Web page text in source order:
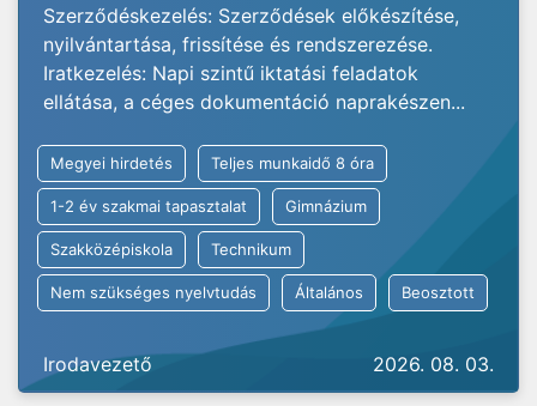
Szerződéskezelés: Szerződések előkészítése,
nyilvántartása, frissítése és rendszerezése.
Iratkezelés: Napi szintű iktatási feladatok
ellátása, a céges dokumentáció naprakészen...
Megyei hirdetés Teljes munkaidő 8 óra
1-2 év szakmai tapasztalat Gimnázium
Szakközépiskola Technikum
Nem szükséges nyelvtudás Általános Beosztott
Irodavezető 2026. 08. 03.